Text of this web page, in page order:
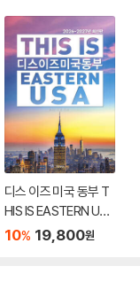
디스 이즈 미국 동부 T
HIS IS EASTERN US
A
10% 19,800원